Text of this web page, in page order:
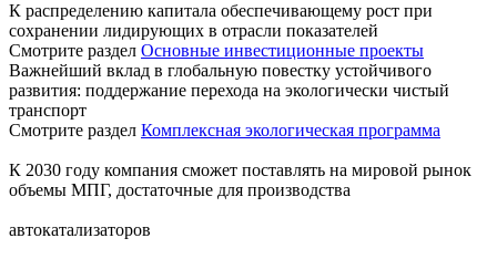
К распределению капитала обеспечивающему рост при
сохранении лидирующих в отрасли показателей
Смотрите раздел Основные инвестиционные проекты
Важнейший вклад в глобальную повестку устойчивого
развития: поддержание перехода на экологически чистый
транспорт
Смотрите раздел Комплексная экологическая программа
К 2030 году компания сможет поставлять на мировой рынок
объемы МПГ, достаточные для производства
автокатализаторов